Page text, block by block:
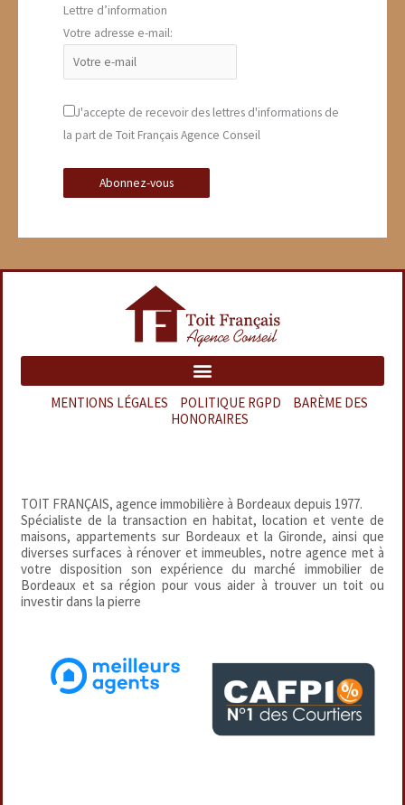
Lettre d’information
Votre adresse e-mail:
J'accepte de recevoir des lettres d'informations de
la part de Toit Français Agence Conseil
MENTIONS LÉGALES POLITIQUE RGPD
BARÈME DES
HONORAIRES
TOIT FRANÇAIS, agence immobilière à Bordeaux depuis 1977.
Spécialiste de la transaction en habitat, location et vente de
maisons, appartements sur Bordeaux et la Gironde, ainsi que
diverses surfaces à rénover et immeubles, notre agence met à
votre disposition son expérience du marché immobilier de
Bordeaux et sa région pour vous aider à trouver un toit ou
investir dans la pierre